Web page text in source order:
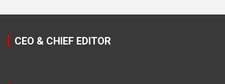
CEO & CHIEF EDITOR